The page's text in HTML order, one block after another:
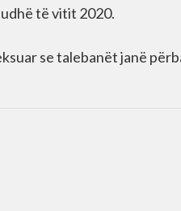
të vitit 2020.
se talebanët janë